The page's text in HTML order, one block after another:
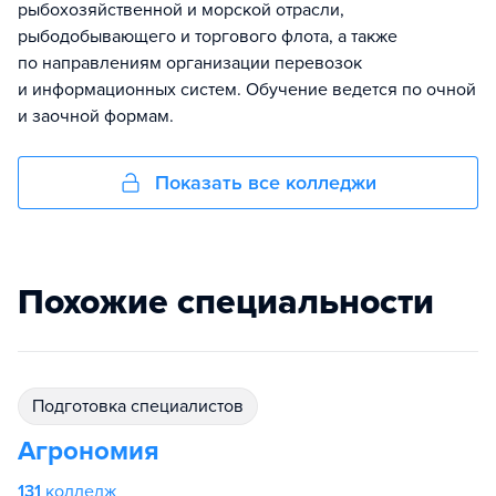
рыбохозяйственной и морской отрасли,
рыбодобывающего и торгового флота, а также
по направлениям организации перевозок
и информационных систем. Обучение ведется по очной
и заочной формам.
Показать все колледжи
Похожие специальности
подготовка специалистов
Агрономия
131 колледж